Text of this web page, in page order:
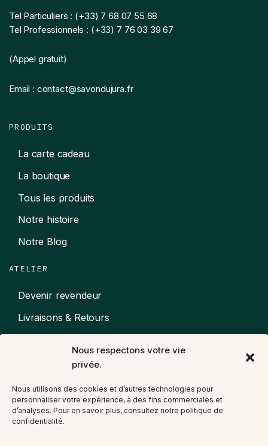
Nous respectons votre vie
privée.
Nous utilisons des cookies et d’autres technologies pour
personnaliser votre expérience, à des fins commerciales et
d’analyses. Pour en savoir plus, consultez notre politique de
confidentialité.
Tel Particuliers : (+33) 7 68 07 55 68
Tel Professionnels : (+33) 7 76 03 39 67
(Appel gratuit)
Email : contact@savondujura.fr
PRODUITS
La carte cadeau
La boutique
Tous les produits
Notre histoire
Notre Blog
ATELIER
Devenir revendeur
Livraisons & Retours
« Prends soin de ton corps pour que
ton âme ait envie d’y rester. »